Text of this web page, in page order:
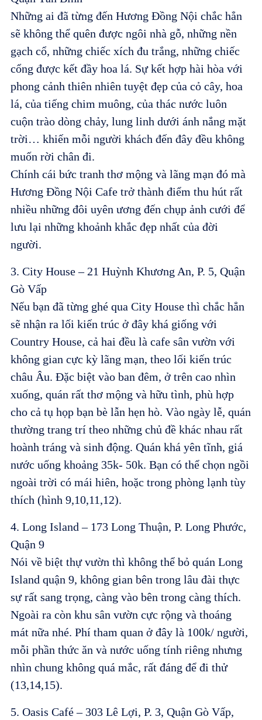
Những ai đã từng đến Hương Đồng Nội chắc hẳn
sẽ không thể quên được ngôi nhà gỗ, những nền
gạch cổ, những chiếc xích đu trắng, những chiếc
cổng được kết đầy hoa lá. Sự kết hợp hài hòa với
phong cảnh thiên nhiên tuyệt đẹp của cỏ cây, hoa
lá, của tiếng chim muông, của thác nước luôn
cuộn trào dòng chảy, lung linh dưới ánh nắng mặt
trời… khiến mỗi người khách đến đây đều không
muốn rời chân đi.
Chính cái bức tranh thơ mộng và lãng mạn đó mà
Hương Đồng Nội Cafe trở thành điểm thu hút rất
nhiều những đôi uyên ương đến chụp ảnh cưới để
lưu lại những khoảnh khắc đẹp nhất của đời
người.
3. City House – 21 Huỳnh Khương An, P. 5, Quận
Gò Vấp
Nếu bạn đã từng ghé qua City House thì chắc hẳn
sẽ nhận ra lối kiến trúc ở đây khá giống với
Country House, cả hai đều là cafe sân vườn với
không gian cực kỳ lãng mạn, theo lối kiến trúc
châu Âu. Đặc biệt vào ban đêm, ở trên cao nhìn
xuống, quán rất thơ mộng và hữu tình, phù hợp
cho cả tụ họp bạn bè lẫn hẹn hò. Vào ngày lễ, quán
thường trang trí theo những chủ đề khác nhau rất
hoành tráng và sinh động. Quán khá yên tĩnh, giá
nước uống khoảng 35k- 50k. Bạn có thể chọn ngồi
ngoài trời có mái hiên, hoặc trong phòng lạnh tùy
thích (hình 9,10,11,12).
4. Long Island – 173 Long Thuận, P. Long Phước,
Quận 9
Nói về biệt thự vườn thì không thể bỏ quán Long
Island quận 9, không gian bên trong lâu đài thực
sự rất sang trọng, càng vào bên trong càng thích.
Ngoài ra còn khu sân vườn cực rộng và thoáng
mát nữa nhé. Phí tham quan ở đây là 100k/ người,
mỗi phần thức ăn và nước uống tính riêng nhưng
nhìn chung không quá mắc, rất đáng để đi thử
(13,14,15).
5. Oasis Café – 303 Lê Lợi, P. 3, Quận Gò Vấp,